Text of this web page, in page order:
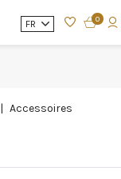
FR 0
accessoires